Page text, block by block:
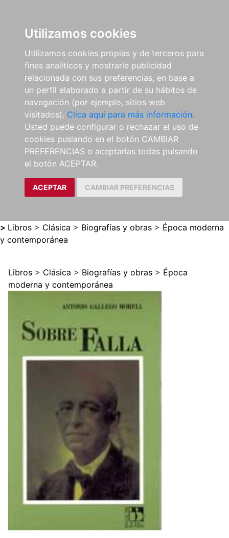
Utilizamos cookies
Utilizamos cookies propias y de terceros para
fines analíticos y mostrarle publicidad
relacionada con sus preferencias, en base a
un perfil elaborado a partir de su hábitos de
navegación (por ejemplo, sitios web
visitados). Clica aquí para más información.
Usted puede configurar o rechazar el uso de
cookies puslando en el botón CAMBIAR
PREFERENCIAS o aceptarlas todas pulsando
el botón ACEPTAR.
ACEPTAR CAMBIAR PREFERENCIAS
> Libros > Clásica > Biografías y obras > Época moderna
y contemporánea
Libros > Clásica > Biografías y obras > Época
moderna y contemporánea